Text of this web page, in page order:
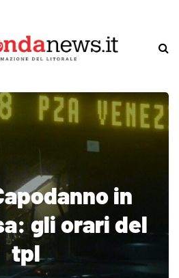
in
gli orari del
tpl